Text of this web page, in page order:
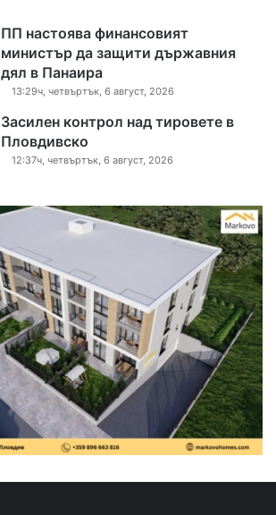
ПП настоява финансовият
министър да защити държавния
дял в Панаира
13:29ч, четвъртък, 6 август, 2026
Засилен контрол над тировете в
Пловдивско
12:37ч, четвъртък, 6 август, 2026